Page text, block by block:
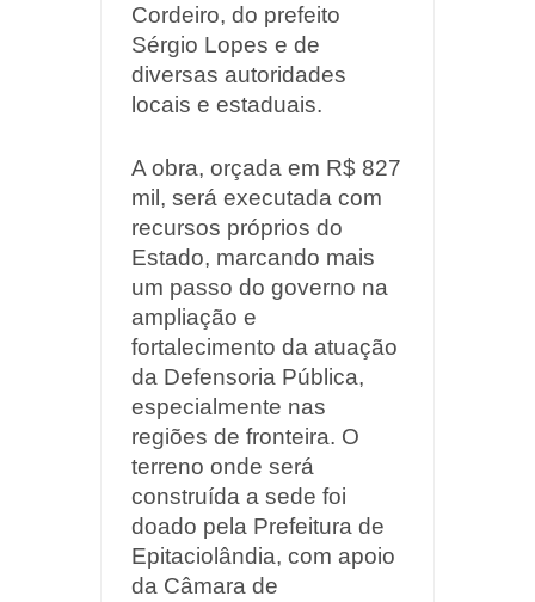
Cordeiro, do prefeito
Sérgio Lopes e de
diversas autoridades
locais e estaduais.
A obra, orçada em R$ 827
mil, será executada com
recursos próprios do
Estado, marcando mais
um passo do governo na
ampliação e
fortalecimento da atuação
da Defensoria Pública,
especialmente nas
regiões de fronteira. O
terreno onde será
construída a sede foi
doado pela Prefeitura de
Epitaciolândia, com apoio
da Câmara de